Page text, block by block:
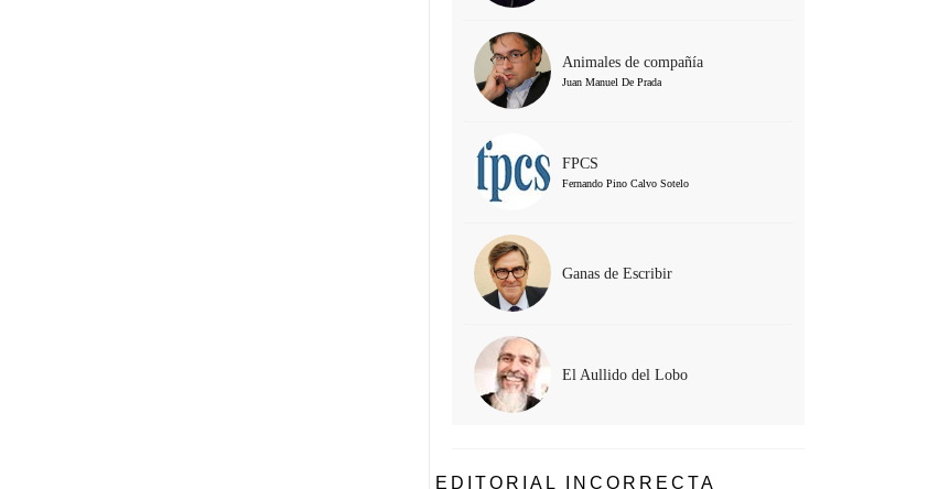
Animales de compañía
Juan Manuel De Prada
FPCS
Fernando Pino Calvo Sotelo
Ganas de Escribir
El Aullido del Lobo
EDITORIAL INCORRECTA